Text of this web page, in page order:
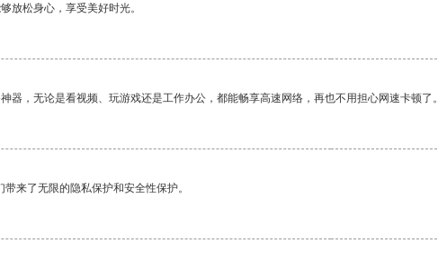
放松身心，享受美好时光。
器，无论是看视频、玩游戏还是工作办公，都能畅享高速网络，再也不用担心网速卡顿了。
来了无限的隐私保护和安全性保护。